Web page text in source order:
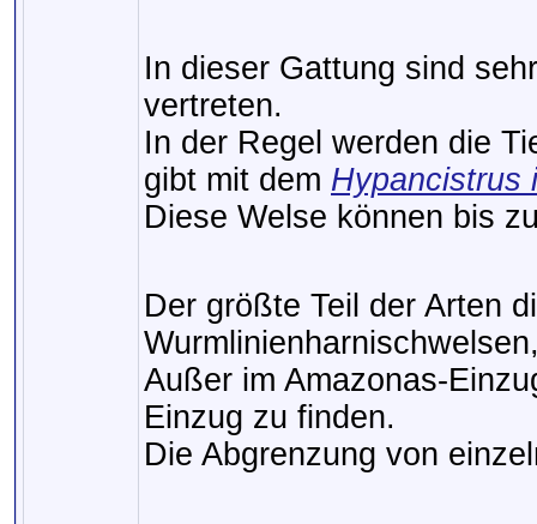
In dieser Gattung sind
vertreten.
In der Regel werden die
gibt mit dem Hypancistrus
Diese Welse können bis
Der größte Teil der Arten
Außer im Amazonas-
Einzug zu finden.
Die Abgrenzung von